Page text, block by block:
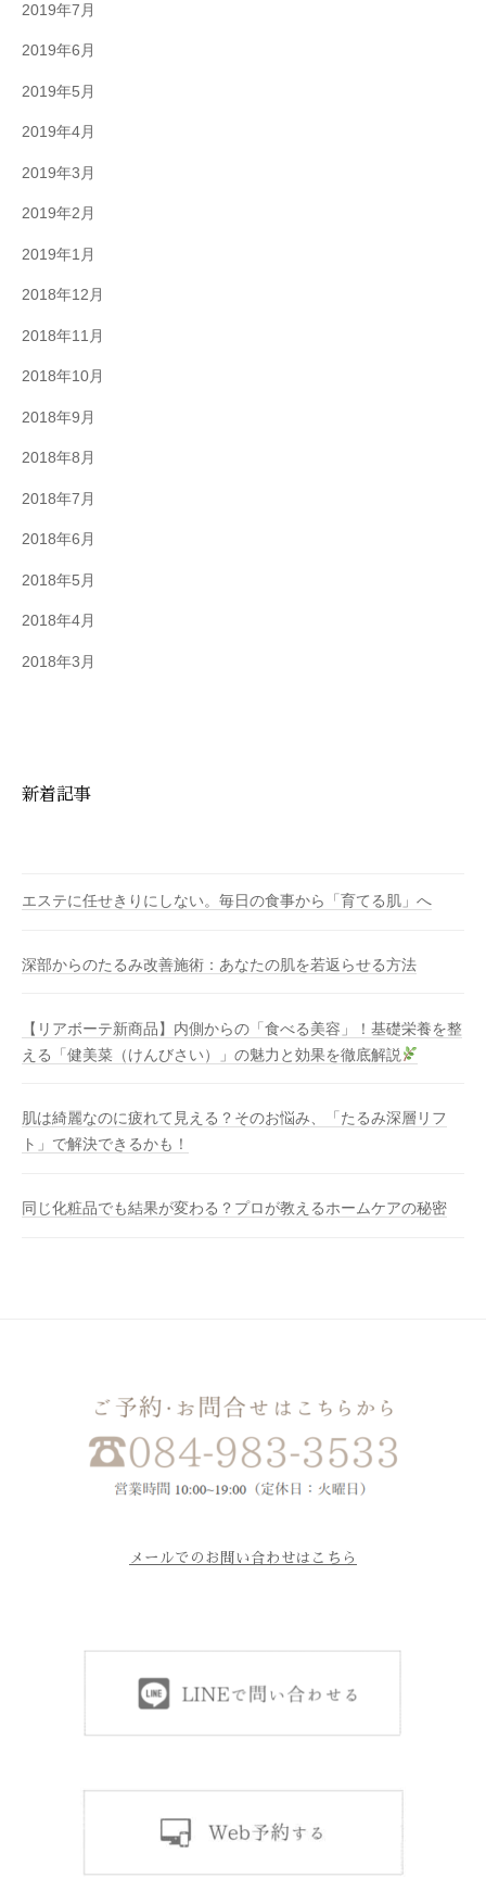
2019年7月
2019年6月
2019年5月
2019年4月
2019年3月
2019年2月
2019年1月
2018年12月
2018年11月
2018年10月
2018年9月
2018年8月
2018年7月
2018年6月
2018年5月
2018年4月
2018年3月
新着記事
エステに任せきりにしない。毎日の食事から「育てる肌」へ
深部からのたるみ改善施術：あなたの肌を若返らせる方法
【リアボーテ新商品】内側からの「食べる美容」！基礎栄養を整
える「健美菜（けんびさい）」の魅力と効果を徹底解説
肌は綺麗なのに疲れて見える？そのお悩み、「たるみ深層リフ
ト」で解決できるかも！
同じ化粧品でも結果が変わる？プロが教えるホームケアの秘密
メールでのお問い合わせはこちら